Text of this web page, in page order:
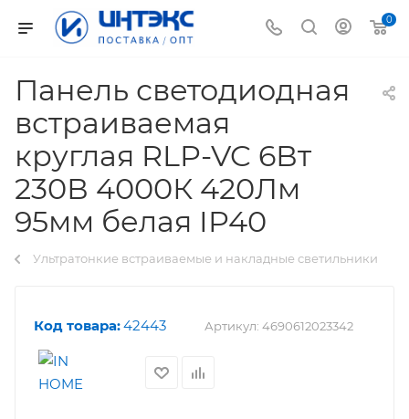
0
Панель светодиодная
встраиваемая
круглая RLP-VC 6Вт
230В 4000К 420Лм
95мм белая IP40
Ультратонкие встраиваемые и накладные светильники
Код товара:42443 Артикул: 4690612023342